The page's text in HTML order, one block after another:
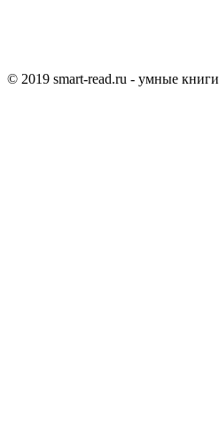
© 2019 smart-read.ru - умные книги